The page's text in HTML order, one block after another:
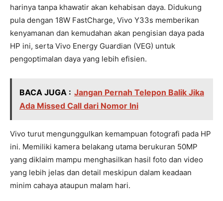
harinya tanpa khawatir akan kehabisan daya. Didukung
pula dengan 18W FastCharge, Vivo Y33s memberikan
kenyamanan dan kemudahan akan pengisian daya pada
HP ini, serta Vivo Energy Guardian (VEG) untuk
pengoptimalan daya yang lebih efisien.
BACA JUGA : Jangan Pernah Telepon Balik Jika
Ada Missed Call dari Nomor Ini
Vivo turut mengunggulkan kemampuan fotografi pada HP
ini. Memiliki kamera belakang utama berukuran 50MP
yang diklaim mampu menghasilkan hasil foto dan video
yang lebih jelas dan detail meskipun dalam keadaan
minim cahaya ataupun malam hari.